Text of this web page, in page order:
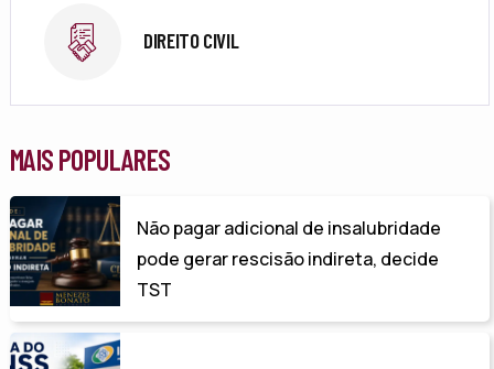
DIREITO CIVIL
MAIS POPULARES
Não pagar adicional de insalubridade
pode gerar rescisão indireta, decide
TST